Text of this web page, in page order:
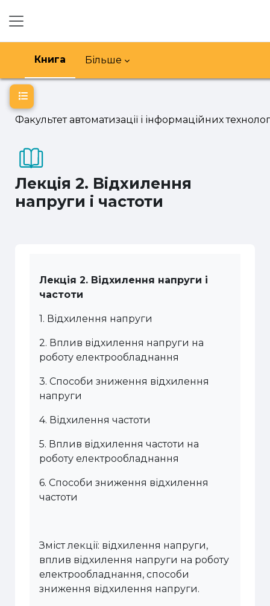
Книга Більше
Факультет автоматизації і інформаційних
Лекція 2. Відхилення
напруги і частоти
Відкритий покажчик курсу
Лекція 2. Відхилення напруги і
частоти
1. Відхилення напруги
2. Вплив відхилення напруги на
роботу електрообладнання
3. Способи зниження відхилення
напруги
4. Відхилення частоти
5. Вплив відхилення частоти на
роботу електрообладнання
6. Способи зниження відхилення
частоти
Зміст лекції: відхилення напруги,
вплив відхилення напруги на роботу
електрообладнання, способи
зниження відхилення напруги.